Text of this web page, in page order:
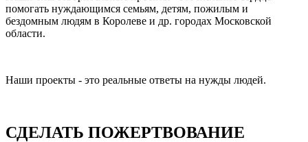
помогать нуждающимся семьям, детям, пожилым и
бездомным людям в Королеве и др. городах Московской
области.
Наши проекты - это реальные ответы на нужды людей.
СДЕЛАТЬ ПОЖЕРТВОВАНИЕ